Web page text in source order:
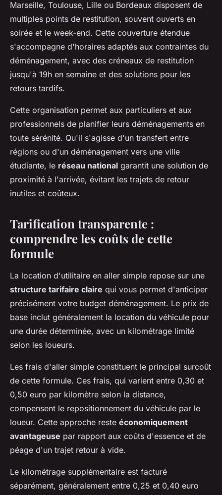
Marseille, Toulouse, Lille ou Bordeaux disposent de
multiples points de restitution, souvent ouverts en
soirée et le week-end. Cette couverture étendue
s'accompagne d'horaires adaptés aux contraintes du
déménagement, avec des créneaux de restitution
jusqu'à 19h en semaine et des solutions pour les
retours tardifs.
Cette organisation permet aux particuliers et aux
professionnels de planifier leurs déménagements en
toute sérénité. Qu'il s'agisse d'un transfert entre
régions ou d'un déménagement vers une ville
étudiante, le réseau national garantit une solution de
proximité à l'arrivée, évitant les trajets de retour
inutiles et coûteux.
Tarification transparente :
comprendre les coûts de cette
formule
La location d'utilitaire en aller simple repose sur une
structure tarifaire claire qui vous permet d'anticiper
précisément votre budget déménagement. Le prix de
base inclut généralement la location du véhicule pour
une durée déterminée, avec un kilométrage limité
selon les loueurs.
Les frais d'aller simple constituent le principal surcoût
de cette formule. Ces frais, qui varient entre 0,30 et
0,50 euro par kilomètre selon la distance,
compensent le repositionnement du véhicule par le
loueur. Cette approche reste économiquement
avantageuse par rapport aux coûts d'essence et de
péage d'un trajet retour à vide.
Le kilométrage supplémentaire est facturé
séparément, généralement entre 0,25 et 0,40 euro